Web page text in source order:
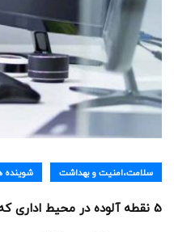
سلامت،امنیت و بهداشت شوینده
5 نقطه آلوده در محیط اداری که نظافت آن فراموش میشود